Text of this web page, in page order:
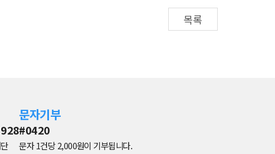
목록
문자기부
#0420
문자 1건당 2,000원이 기부됩니다.